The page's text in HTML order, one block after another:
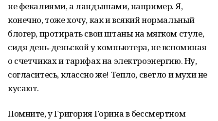
не фекалиями, а ландышами, например. Я,
конечно, тоже хочу, как и всякий нормальный
блогер, протирать свои штаны на мягком стуле,
сидя день-деньской у компьютера, не вспоминая
о счетчиках и тарифах на электроэнергию. Ну,
согласитесь, классно же! Тепло, светло и мухи не
кусают.
Помните, у Григория Горина в бессмертном